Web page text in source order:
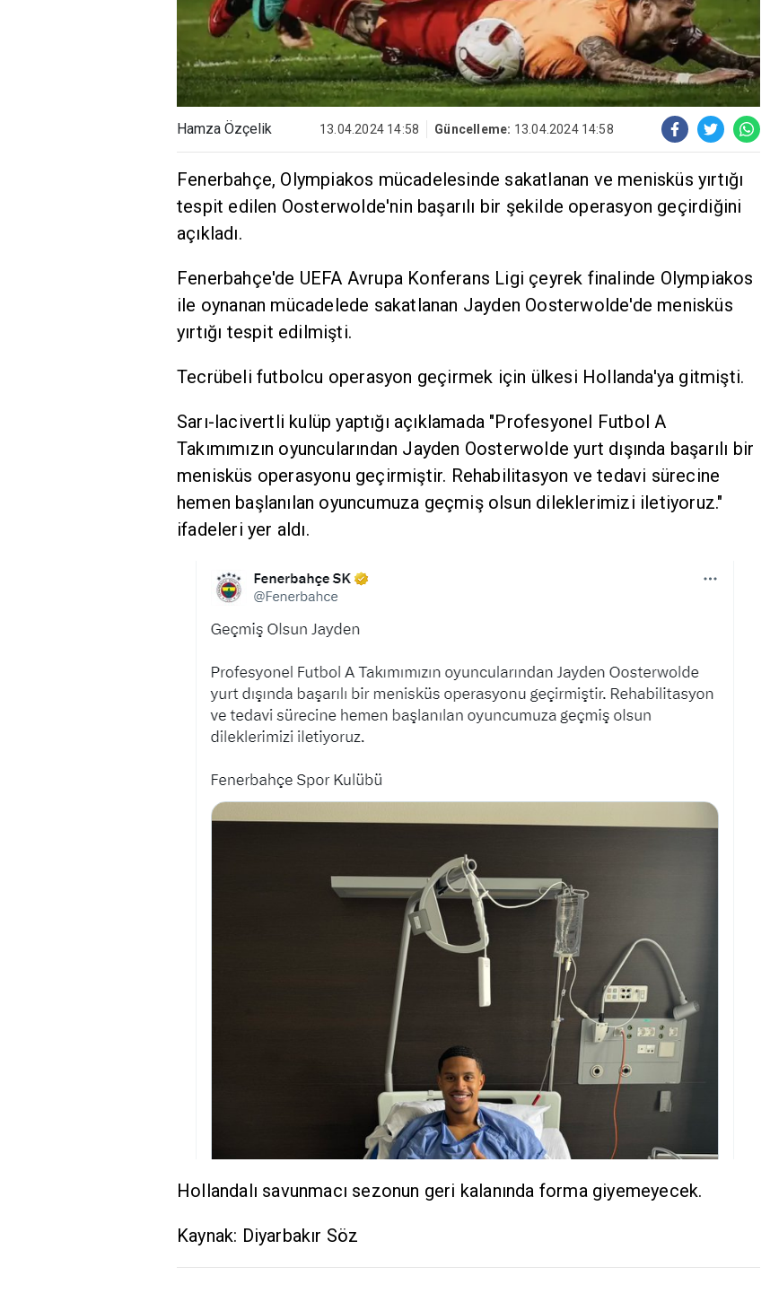
Hamza Özçelik 13.04.2024 14:58 Güncelleme: 13.04.2024 14:58
Fenerbahçe, Olympiakos mücadelesinde sakatlanan ve menisküs yırtığı
tespit edilen Oosterwolde'nin başarılı bir şekilde operasyon geçirdiğini
açıkladı.
Fenerbahçe'de UEFA Avrupa Konferans Ligi çeyrek finalinde Olympiakos
ile oynanan mücadelede sakatlanan Jayden Oosterwolde'de menisküs
yırtığı tespit edilmişti.
Tecrübeli futbolcu operasyon geçirmek için ülkesi Hollanda'ya gitmişti.
Sarı-lacivertli kulüp yaptığı açıklamada "Profesyonel Futbol A
Takımımızın oyuncularından Jayden Oosterwolde yurt dışında başarılı bir
menisküs operasyonu geçirmiştir. Rehabilitasyon ve tedavi sürecine
hemen başlanılan oyuncumuza geçmiş olsun dileklerimizi iletiyoruz."
ifadeleri yer aldı.
Hollandalı savunmacı sezonun geri kalanında forma giyemeyecek.
Kaynak: Diyarbakır Söz